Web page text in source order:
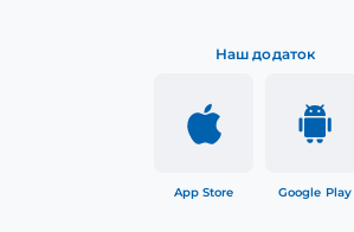
Наш додаток
App Store Google Play